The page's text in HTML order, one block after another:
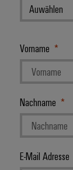
Vorname
Nachname
E-Mail Adresse